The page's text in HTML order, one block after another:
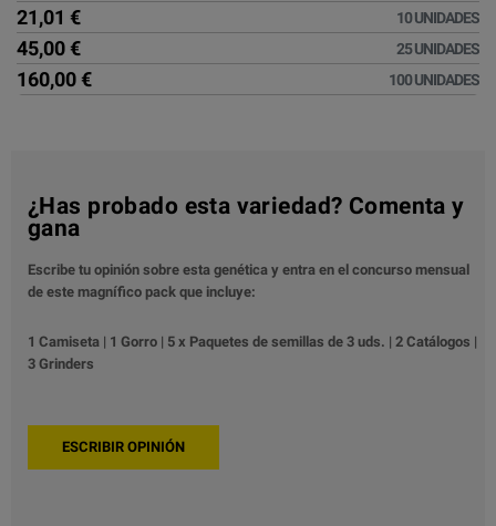
21,01 € 10 UNIDADES
45,00 € 25 UNIDADES
160,00 € 100 UNIDADES
¿Has probado esta variedad? Comenta y
gana
Escribe tu opinión sobre esta genética y entra en el concurso mensual
de este magnífico pack que incluye:
1 Camiseta | 1 Gorro | 5 x Paquetes de semillas de 3 uds. | 2 Catálogos |
3 Grinders